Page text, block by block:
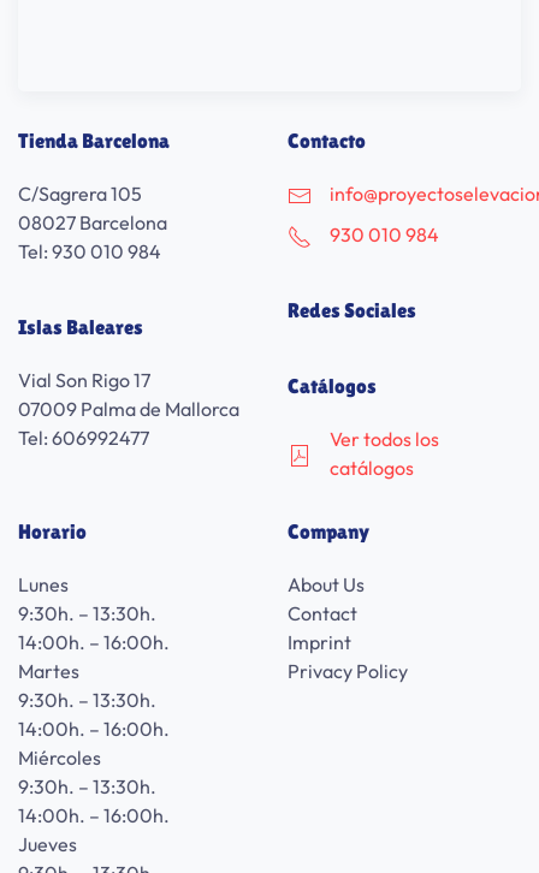
Tienda Barcelona
C/Sagrera 105
08027 Barcelona
Tel: 930 010 984
Islas Baleares
Vial Son Rigo 17
07009 Palma de Mallorca
Tel: 606992477
Contacto
930 010 984
Redes Sociales
Catálogos
Ver todos los
catálogos
Horario
Lunes
9:30h. – 13:30h.
14:00h. – 16:00h.
Martes
9:30h. – 13:30h.
14:00h. – 16:00h.
Miércoles
9:30h. – 13:30h.
14:00h. – 16:00h.
Jueves
Company
About Us
Contact
Imprint
Privacy Policy